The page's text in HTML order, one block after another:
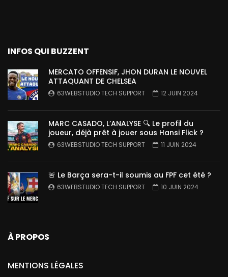
INFOS QUI BUZZENT
MERCATO OFFENSIF, JHON DURAN LE NOUVEL
ATTAQUANT DE CHELSEA
63WEBSTUDIO TECH SUPPORT 12 JUIN 2024
MARC CASADO, L’ANALYSE 🔍 Le profil du
joueur, déjà prêt à jouer sous Hansi Flick ?
63WEBSTUDIO TECH SUPPORT 11 JUIN 2024
🚨 Le Barça sera-t-il soumis au FPF cet été ?
63WEBSTUDIO TECH SUPPORT 10 JUIN 2024
À PROPOS
MENTIONS LÉGALES